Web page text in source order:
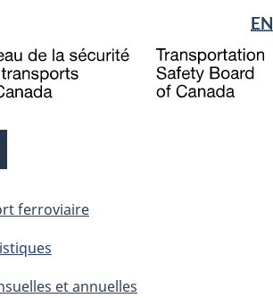
to
main
to
"About
government"
à
la
EN
menus
ferroviaire
et annuelles